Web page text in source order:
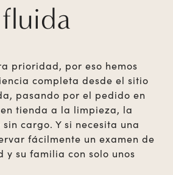
fluida
prioridad, por eso hemos
completa desde el sitio
pasando por el pedido en
tienda a la limpieza, la
cargo. Y si necesita una
fácilmente un examen de
y su familia con solo unos